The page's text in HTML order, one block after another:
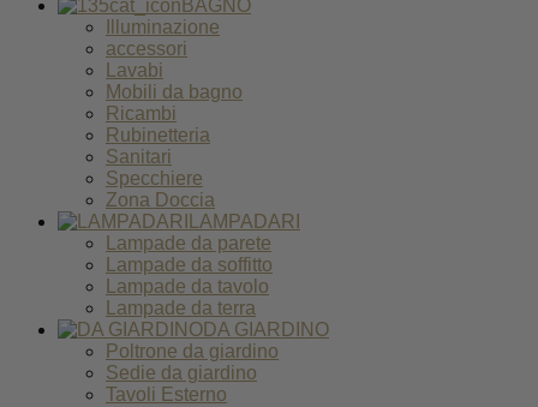
BAGNO
Illuminazione
accessori
Lavabi
Mobili da bagno
Ricambi
Rubinetteria
Sanitari
Specchiere
Zona Doccia
LAMPADARI
Lampade da parete
Lampade da soffitto
Lampade da tavolo
Lampade da terra
DA GIARDINO
Poltrone da giardino
Sedie da giardino
Tavoli Esterno